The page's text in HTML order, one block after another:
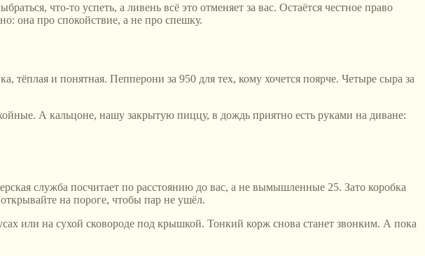
что-то успеть, а ливень всё это отменяет за вас. Остаётся честное право
она про спокойствие, а не про спешку.
и понятная. Пепперони за 950 для тех, кому хочется поярче. Четыре сыра за
А кальцоне, нашу закрытую пиццу, в дождь приятно есть руками на диване:
служба посчитает по расстоянию до вас, а не вымышленные 25. Зато коробка
на пороге, чтобы пар не ушёл.
или на сухой сковороде под крышкой. Тонкий корж снова станет звонким. А пока